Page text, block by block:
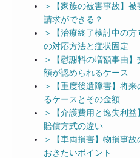
＞【家族の被害事故】
請求ができる？
＞【治療終了検討中の
の対応方法と症状固定
＞【慰謝料の増額事由
額が認められるケース
＞【重度後遺障害】将
るケースとその金額
＞【介護費用と逸失利
賠償方式の違い
＞【車両損害】物損事
おきたいポイント